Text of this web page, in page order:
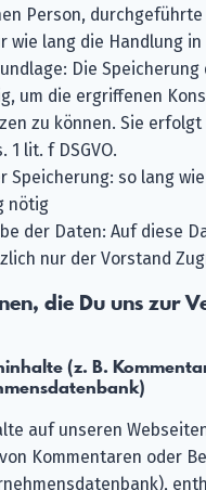
Person, durchgeführte
wie lang die Handlung
Die
um die ergriffenen
zu können. Sie erfolgt
1 lit. f DSGVO.
Speicherung: so lang
nötig
der Daten: Auf diese
nur der Vorstand
die Du uns zur
(z. B.
auf unseren
Kommentaren oder